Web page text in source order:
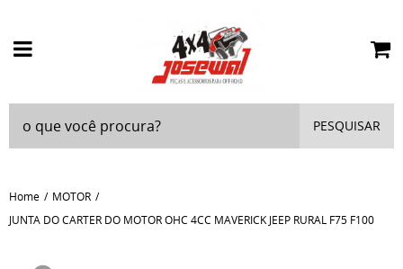
PESQUISAR
Home
MOTOR
JUNTA DO CARTER DO MOTOR OHC 4CC MAVERICK JEEP RURAL F75 F100